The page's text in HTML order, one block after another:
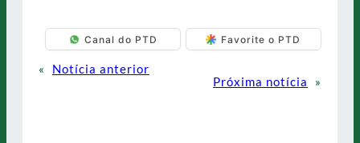
Canal do PTD Favorite o PTD
«
Notícia anterior
Próxima notícia
»